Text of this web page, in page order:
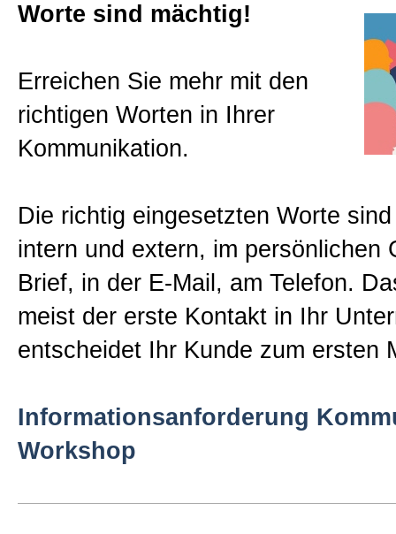
Tipp des Monats
Presse
News
Kontakt
Rückrufanforderung
Worte sind mächtig!
Erreichen Sie mehr mit den
richtigen Worten in Ihrer
Kommunikation.
Die richtig eingesetzten Worte
intern und extern, im persönlichen
Brief, in der E-Mail, am Telefon.
meist der erste Kontakt in Ihr
entscheidet Ihr Kunde zum ersten
Informationsanforderung
Workshop